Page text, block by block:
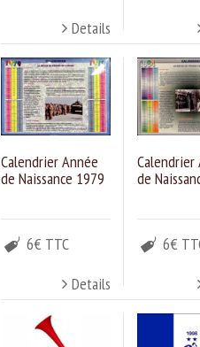
Details
Calendrier Année
de Naissance 1979
6€ TTC
Details
Calendrier
de
6€